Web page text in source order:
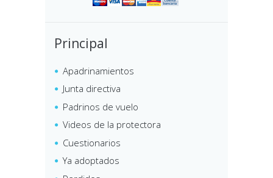
Principal
Apadrinamientos
Junta directiva
Padrinos de vuelo
Videos de la protectora
Cuestionarios
Ya adoptados